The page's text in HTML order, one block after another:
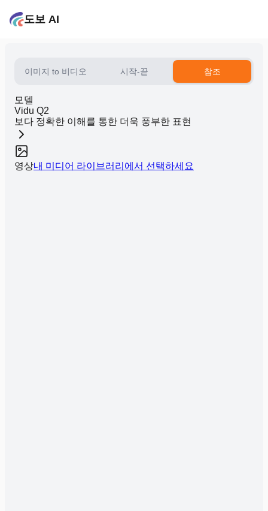
도보 AI
이미지 to 비디오 시작-끝 참조
모델
Vidu Q2
보다 정확한 이해를 통한 더욱 풍부한 표현
영상내 미디어 라이브러리에서 선택하세요